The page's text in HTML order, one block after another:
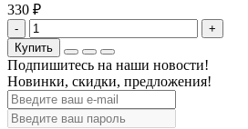
330 ₽
-
+
Купить
Подпишитесь на наши новости!
Новинки, скидки, предложения!